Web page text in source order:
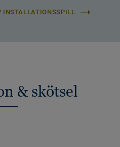
INSTALLATIONSSPILL
& skötsel